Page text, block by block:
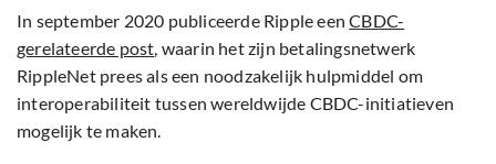
In september 2020 publiceerde Ripple eenCBDC-
gerelateerde post, waarin het zijn betalingsnetwerk
RippleNet prees als een noodzakelijk hulpmiddel om
interoperabiliteit tussen wereldwijde CBDC-initiatieven
mogelijk te maken.